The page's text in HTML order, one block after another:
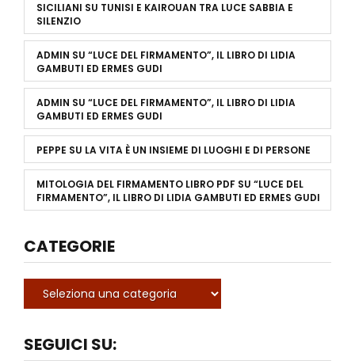
SICILIANI SU TUNISI E KAIROUAN TRA LUCE SABBIA E
SILENZIO
ADMIN SU “LUCE DEL FIRMAMENTO”, IL LIBRO DI LIDIA
GAMBUTI ED ERMES GUDI
ADMIN SU “LUCE DEL FIRMAMENTO”, IL LIBRO DI LIDIA
GAMBUTI ED ERMES GUDI
PEPPE SU LA VITA È UN INSIEME DI LUOGHI E DI PERSONE
MITOLOGIA DEL FIRMAMENTO LIBRO PDF SU “LUCE DEL
FIRMAMENTO”, IL LIBRO DI LIDIA GAMBUTI ED ERMES GUDI
CATEGORIE
SEGUICI SU: